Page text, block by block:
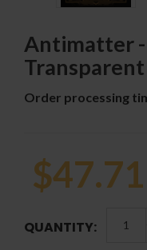
Antimatter
Order processing
$47.71
QUANTITY: